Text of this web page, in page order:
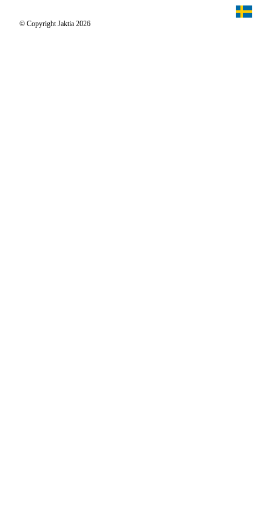
Jägaren© Copyright Jaktia 2026